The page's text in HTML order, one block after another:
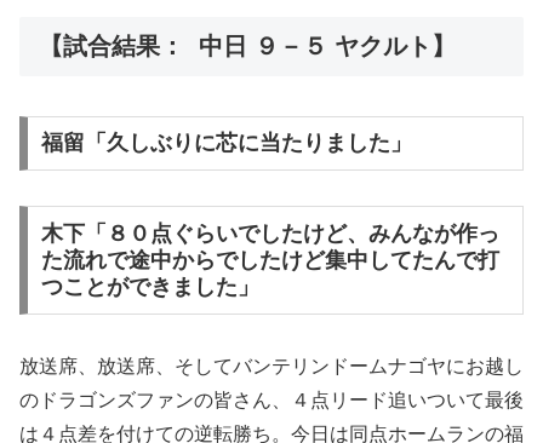
【試合結果： 中日 ９－５ ヤクルト】
福留「久しぶりに芯に当たりました」
木下「８０点ぐらいでしたけど、みんなが作っ
た流れで途中からでしたけど集中してたんで打
つことができました」
放送席、放送席、そしてバンテリンドームナゴヤにお越し
のドラゴンズファンの皆さん、４点リード追いついて最後
は４点差を付けての逆転勝ち。今日は同点ホームランの福